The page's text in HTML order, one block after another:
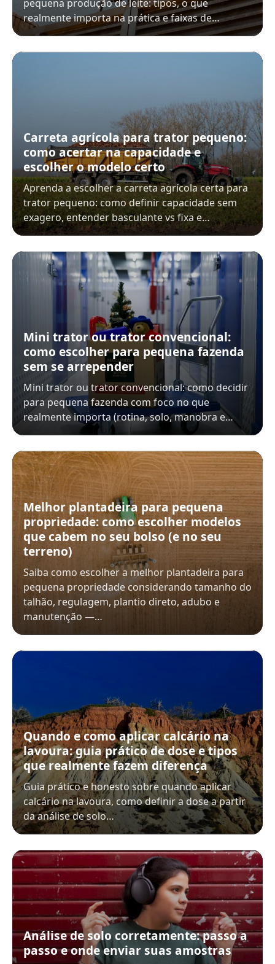
pequena produção de leite: tipos, o que
realmente importa na prática e faixas de…
Carreta agrícola para trator pequeno:
como acertar na capacidade e
escolher o modelo certo
Aprenda a escolher a carreta agrícola certa para
trator pequeno: como definir capacidade sem
exagero, entender basculante vs fixa e…
Mini trator ou trator convencional:
como escolher para pequena fazenda
sem se arrepender
Mini trator ou trator convencional: como decidir
para pequena fazenda com foco no que
realmente importa (rotina, solo, manobra e…
Melhor plantadeira para pequena
propriedade: como escolher modelos
que cabem no seu bolso (e no seu
terreno)
Saiba como escolher a melhor plantadeira para
pequena propriedade considerando tamanho do
talhão, regulagem, plantio direto, adubo e
manutenção —…
Quando e como aplicar calcário na
lavoura: guia prático de dose e tipos
que realmente fazem diferença
Guia prático e honesto sobre quando aplicar
calcário na lavoura, como definir a dose a partir
da análise de solo…
Análise de solo corretamente: passo a
passo e onde enviar suas amostras